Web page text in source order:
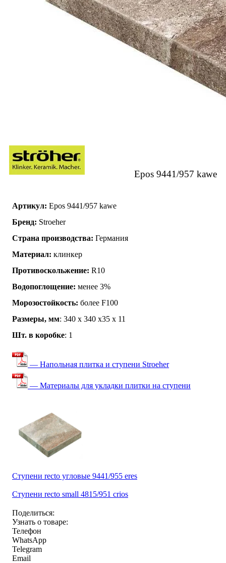
Epos 9441/957 kawe
Артикул: Epos 9441/957 kawe
Бренд: Stroeher
Страна производства: Германия
Материал: клинкер
Противоскольжение: R10
Водопоглощение: менее 3%
Морозостойкость: более F100
Размеры, мм: 340 х 340 х35 х 11
Шт. в коробке: 1
— Напольная плитка и ступени Stroeher
— Материалы для укладки плитки на ступени
Ступени recto угловые 9441/955 eres
Ступени recto small 4815/951 crios
Поделиться:
Узнать о товаре:
Телефон
WhatsApp
Telegram
Email